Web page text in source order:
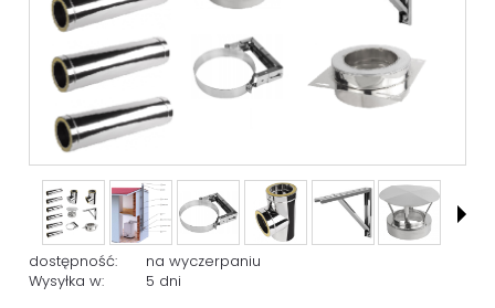
dostępność:
na wyczerpaniu
Wysyłka w:
5 dni